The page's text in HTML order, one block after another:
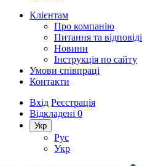
Клієнтам
Про компанію
Питання та відповіді
Новини
Інструкція по сайту
Умови співпраці
Контакти
Вхід Реєстрація
Відкладені 0
Укр
Рус
Укр